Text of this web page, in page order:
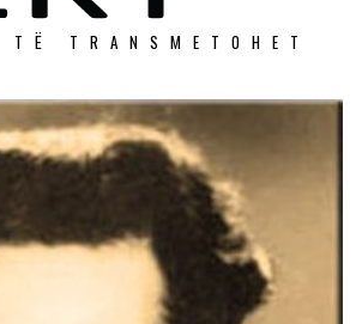
TRANSMETOHET